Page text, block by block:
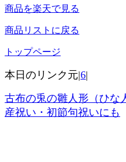
商品を楽天で見る
商品リストに戻る
トップページ
本日のリンク元|6|
古布の兎の雛人形（ひな
産祝い・初節句祝いにも